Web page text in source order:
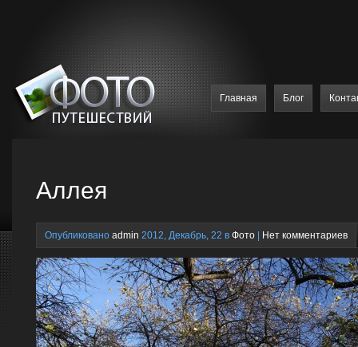
Главная Блог
Аллея
Опубликовано admin 2012, Декабрь, 22 в Фото Нет комментариев